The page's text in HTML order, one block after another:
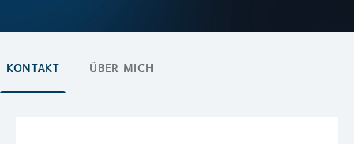
KONTAKT ÜBER MICH